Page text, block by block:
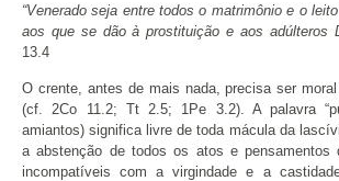
“Venerado seja entre todos o matrimônio e o
aos que se dão à prostituição e aos adúlteros
13.4
O crente, antes de mais nada, precisa ser
(cf. 2Co 11.2; Tt 2.5; 1Pe 3.2). A palavra
amiantos) significa livre de toda mácula da
a abstenção de todos os atos e pensamentos
incompatíveis com a virgindade e a